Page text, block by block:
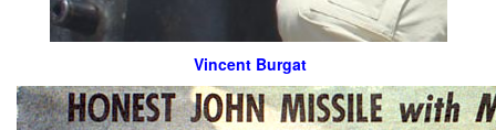
Vincent Burgat